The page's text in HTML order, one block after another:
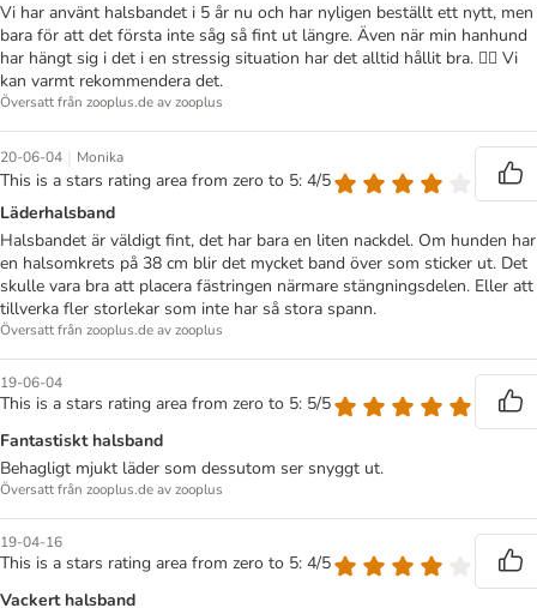
Vi har använt halsbandet i 5 år nu och har nyligen beställt ett nytt, men
bara för att det första inte såg så fint ut längre. Även när min hanhund
har hängt sig i det i en stressig situation har det alltid hållit bra. 👍🏼 Vi
kan varmt rekommendera det.
Översatt från zooplus.de av zooplus
20-06-04 | Monika
This is a stars rating area from zero to 5: 4/5
Läderhalsband
Halsbandet är väldigt fint, det har bara en liten nackdel. Om hunden har
en halsomkrets på 38 cm blir det mycket band över som sticker ut. Det
skulle vara bra att placera fästringen närmare stängningsdelen. Eller att
tillverka fler storlekar som inte har så stora spann.
Översatt från zooplus.de av zooplus
19-06-04
This is a stars rating area from zero to 5: 5/5
Fantastiskt halsband
Behagligt mjukt läder som dessutom ser snyggt ut.
Översatt från zooplus.de av zooplus
19-04-16
This is a stars rating area from zero to 5: 4/5
Vackert halsband